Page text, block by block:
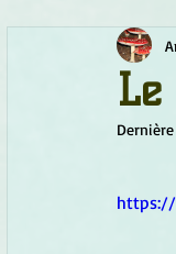
Chamanisme
https://